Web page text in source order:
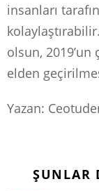
insanları
olsun,
elden
Yazan:
ŞUNLAR